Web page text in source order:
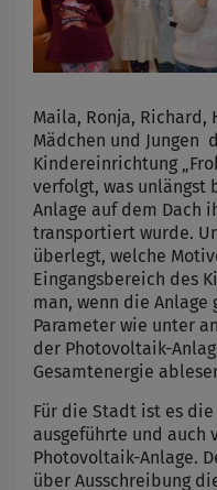
Maila, Ronja, Richard,
Mädchen und Jungen
Kindereinrichtung
verfolgt, was unlängst
Anlage auf dem Dach
transportiert wurde.
überlegt, welche
Eingangsbereich des
man, wenn die
Parameter wie unter
der Photovoltaik-
Gesamtenergie
Für die Stadt ist es
ausgeführte und auch
Photovoltaik-Anlage.
über Ausschreibung